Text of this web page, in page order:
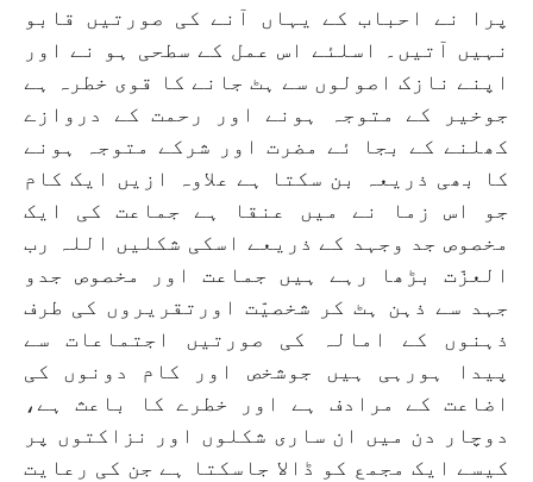
پرا نے احباب کے يہاں آنے کی صورتيں قابو
نہيں آتيں۔ اسلئے اس عمل کے سطحی ہو نے اور
اپنے نازک اصولوں سے ہٹ جانے کا قوی خطرہ ہے
جوخير کے متوجہ ہونے اور رحمت کے دروازے
کھلنے کے بجا ئے مضرت اور شرکے متوجہ ہونے
کا بھی ذريعہ بن سکتا ہے علاوہ ازيں ايک کام
جو اس زما نے میں عنقا ہے جماعت کی ايک
مخصوص جد وجہد کے ذريعے اسکی شکليں اللہ رب
العزّت بڑھا رہے ہيں جماعت اور مخصوص جدو
جہد سے ذہن ہٹ کر شخصيّت اورتقريروں کی طرف
ذہنوں کے امالہ کی صورتيں اجتماعات سے
پيدا ہورہی ہيں جوشخص اور کام دونوں کی
اضاعت کے مرادف ہے اور خطرے کا باعث ہے،
دوچار دن میں ان ساری شکلوں اور نزاکتوں پر
کيسے ايک مجمع کو ڈالا جاسکتا ہے جن کی رعايت